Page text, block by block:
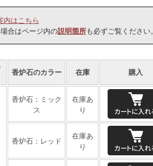
内はこちら
合はページ内の説明箇所も必ずご覧ください。
香炉石のカラー 在庫 購入
香炉石：ミック
ス
在庫あ
り
香炉石：レッド
在庫あ
り